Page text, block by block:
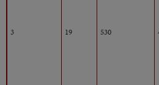
3 19 530